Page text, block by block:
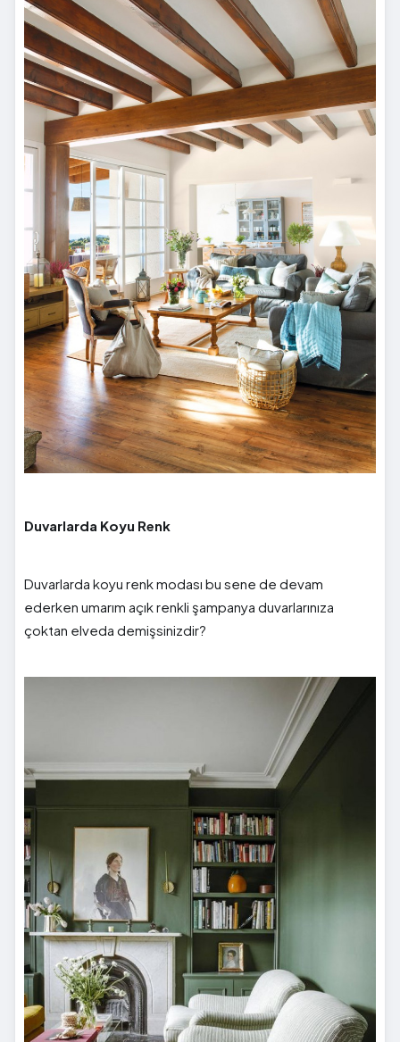
Duvarlarda Koyu Renk
Duvarlarda koyu renk modası bu sene de devam
ederken umarım açık renkli şampanya duvarlarınıza
çoktan elveda demişsinizdir?